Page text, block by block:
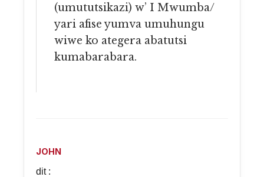
(umututsikazi) w’ I Mwumba/
yari afise yumva umuhungu
wiwe ko ategera abatutsi
kumabarabara.
JOHN
dit :